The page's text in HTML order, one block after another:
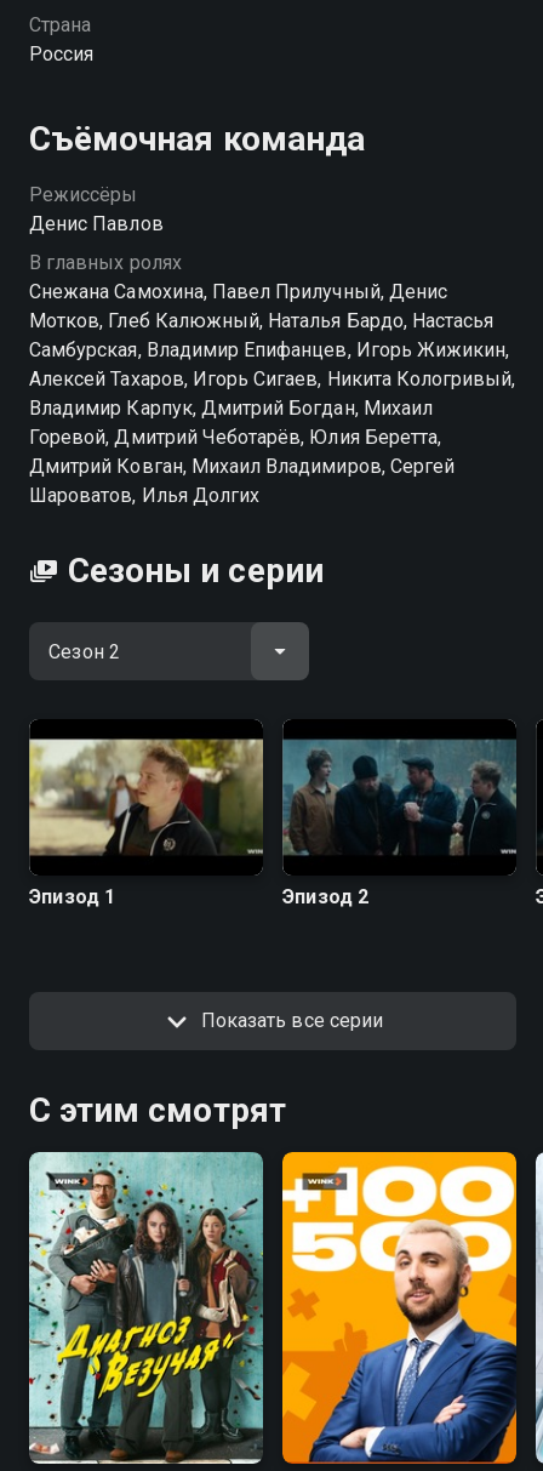
случилось с любовью Макса к Снегурке? И что же,
в конце концов, стало с нерушимой дружбой Макса
Посмотреть онлайн 2 сезон сериала Макс и Гусь.
Кореша вы можете совершенно бесплатно в
хорошем HD качестве на hophop.tv
Страна
Россия
Съёмочная команда
Режиссёры
Денис Павлов
В главных ролях
Снежана Самохина, Павел Прилучный, Денис
Мотков, Глеб Калюжный, Наталья Бардо, Настасья
Самбурская, Владимир Епифанцев, Игорь Жижикин,
Алексей Тахаров, Игорь Сигаев, Никита Кологривый,
Владимир Карпук, Дмитрий Богдан, Михаил
Горевой, Дмитрий Чеботарёв, Юлия Беретта,
Дмитрий Ковган, Михаил Владимиров, Сергей
Шароватов, Илья Долгих
Сезоны и серии
Эпизод 1 Эпизод 2
Показать все серии
С этим смотрят
7.4 5.5 4.5